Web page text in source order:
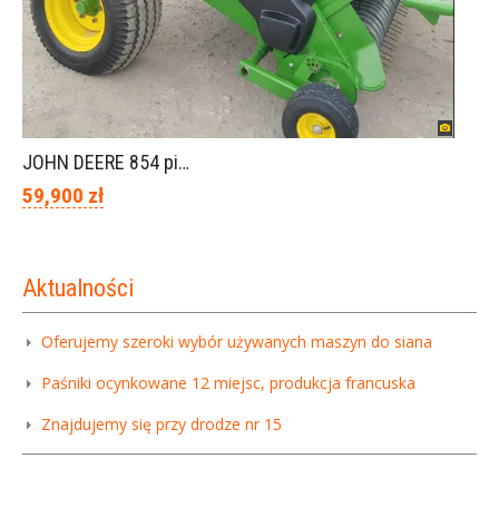
JOHN DEERE 854 piękny stan
59,900 zł
Aktualności
Oferujemy szeroki wybór używanych maszyn do siana
Paśniki ocynkowane 12 miejsc, produkcja francuska
Znajdujemy się przy drodze nr 15